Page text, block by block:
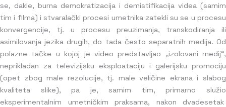
se, dakle, burna demokratizacija i demistifikacija videa (samim
tim i filma) i stvaralački procesi umetnika zatekli su se u procesu
konvergencije, tj. u procesu preuzimanja, transkodiranja ili
asimilovanja jezika drugih, do tada često separatnih medija. Od
polazne tačke u kojoj je video predstavljao „izolovani medij“,
neprikladan za televizijsku eksploataciju i galerijsku promociju
(opet zbog male rezolucije, tj. male veličine ekrana i slabog
kvaliteta slike), pa je, samim tim, primarno služio
eksperimentalnim umetničkim praksama, nakon dvadesetak